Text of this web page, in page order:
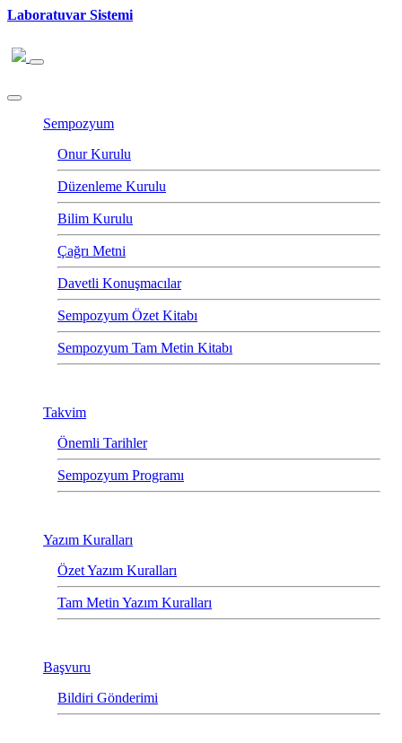
Laboratuvar Sistemi
Sempozyum
Onur Kurulu
Düzenleme Kurulu
Bilim Kurulu
Çağrı Metni
Davetli Konuşmacılar
Sempozyum Özet Kitabı
Sempozyum Tam Metin Kitabı
Takvim
Önemli Tarihler
Sempozyum Programı
Yazım Kuralları
Özet Yazım Kuralları
Tam Metin Yazım Kuralları
Başvuru
Bildiri Gönderimi